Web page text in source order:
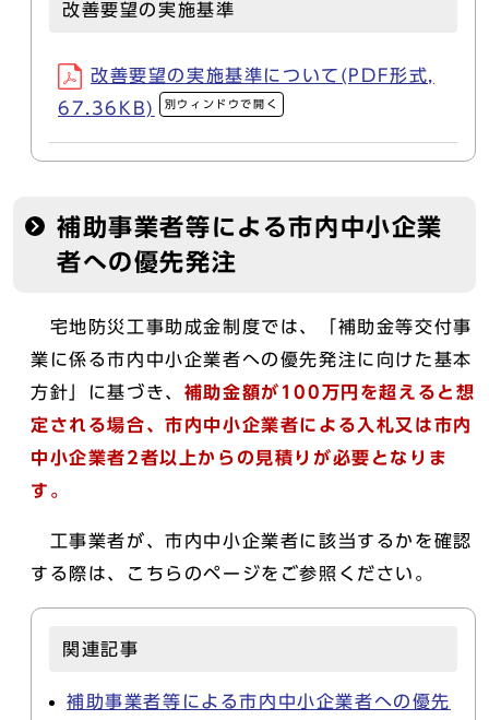
改善要望の実施基準
改善要望の実施基準について(PDF形式,
67.36KB)
別ウィンドウで開く
補助事業者等による市内中小企業
者への優先発注
宅地防災工事助成金制度では、「補助金等交付事
業に係る市内中小企業者への優先発注に向けた基本
方針」に基づき、 補助金額が100万円を超えると想
定される場合、市内中小企業者による入札又は市内
中小企業者2者以上からの見積りが必要となりま
す。
工事業者が、市内中小企業者に該当するかを確認
する際は、こちらのページをご参照ください。
関連記事
補助事業者等による市内中小企業者への優先